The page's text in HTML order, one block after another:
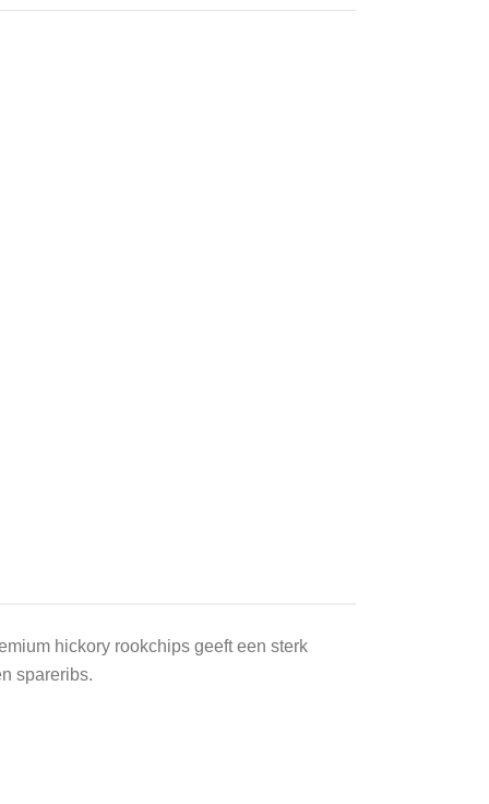
hickory rookchips geeft een sterk
spareribs.